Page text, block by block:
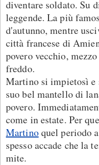
diventare soldato. Su
leggende. La più
d'autunno, mentre
città francese di
povero vecchio,
freddo.
Martino si impietosì e
suo bel mantello di
povero.
come in estate. Per
Martinoquel periodo
spesso accade che la
mite.